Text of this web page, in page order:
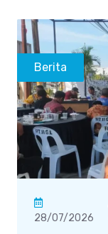
Berita
28/07/2026